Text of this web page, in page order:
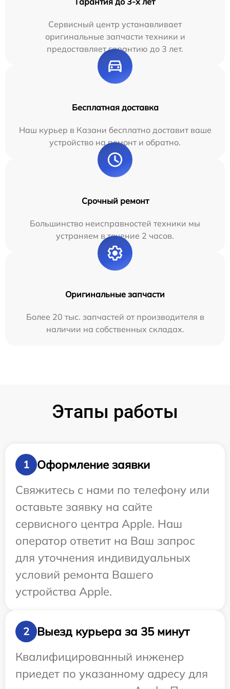
Сервисный центр устанавливает
оригинальные запчасти техники и
предоставляет гарантию до 3 лет.
Бесплатная доставка
Наш курьер в Казани бесплатно доставит ваше
устройство на ремонт и обратно.
Срочный ремонт
Большинство неисправностей техники мы
устраняем в течение 2 часов.
Оригинальные запчасти
Более 20 тыс. запчастей от производителя в
наличии на собственных складах.
Этапы работы
1
Оформление заявки
Свяжитесь с нами по телефону или
оставьте заявку на сайте
сервисного центра Apple. Наш
оператор ответит на Ваш запрос
для уточнения индивидуальных
условий ремонта Вашего
устройства Apple.
2
Выезд курьера за 35 минут
Квалифицированный инженер
приедет по указанному адресу для